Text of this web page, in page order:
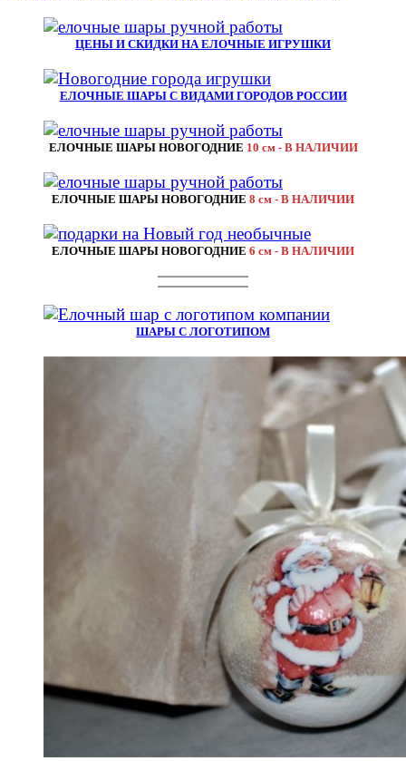
ЦЕНЫ И СКИДКИ НА ЕЛОЧНЫЕ ИГРУШКИ
ЕЛОЧНЫЕ ШАРЫ С ВИДАМИ ГОРОДОВ РОССИИ
ЕЛОЧНЫЕ ШАРЫ НОВОГОДНИЕ 10 см - В НАЛИЧИИ
ЕЛОЧНЫЕ ШАРЫ НОВОГОДНИЕ 8 см - В НАЛИЧИИ
ЕЛОЧНЫЕ ШАРЫ НОВОГОДНИЕ 6 см - В НАЛИЧИИ
ШАРЫ С ЛОГОТИПОМ